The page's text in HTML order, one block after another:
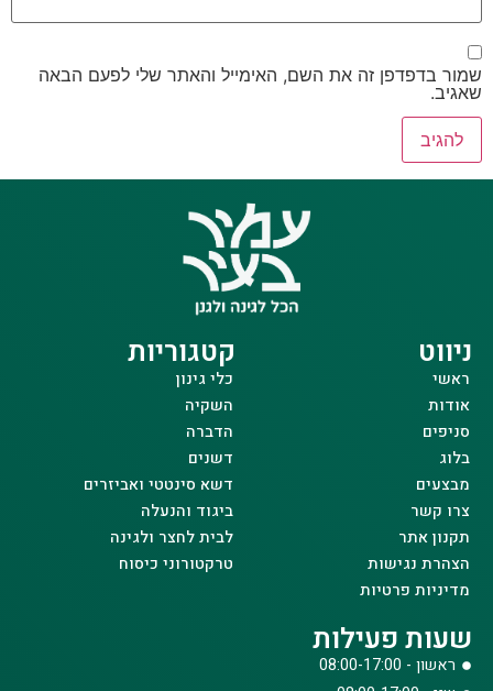
שמור בדפדפן זה את השם, האימייל והאתר שלי לפעם הבאה
שאגיב.
ניווט
ראשי
אודות
סניפים
בלוג
מבצעים
צרו קשר
תקנון אתר
הצהרת נגישות
מדיניות פרטיות
קטגוריות
כלי גינון
השקיה
הדברה
דשנים
דשא סינטטי ואביזרים
ביגוד והנעלה
לבית לחצר ולגינה
טרקטורוני כיסוח
שעות פעילות
ראשון - 08:00-17:00